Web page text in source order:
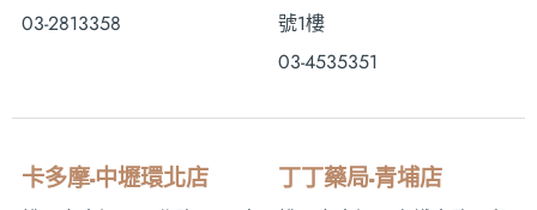
03-2813358
號1樓
03-4535351
卡多摩-中壢環北店 丁丁藥局-青埔店